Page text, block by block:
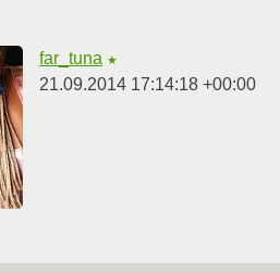
far_tuna ★
21.09.2014 17:14:18 +00:00